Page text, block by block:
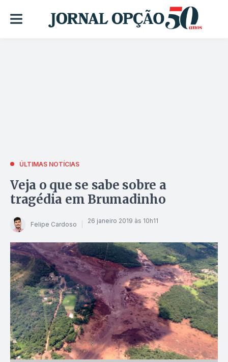
ÚLTIMAS NOTÍCIAS
Veja o que se sabe sobre a
tragédia em Brumadinho
Felipe Cardoso 26 janeiro 2019 às 10h11